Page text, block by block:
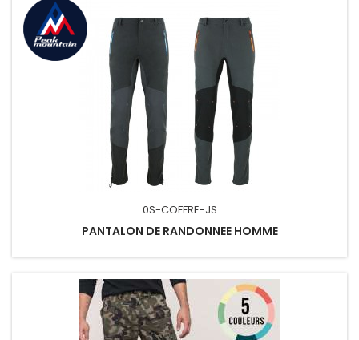
0S-COFFRE-JS
PANTALON DE RANDONNEE HOMME